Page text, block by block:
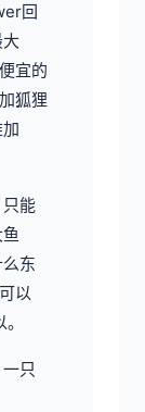
回
宜的
狐狸
能
东
以
只